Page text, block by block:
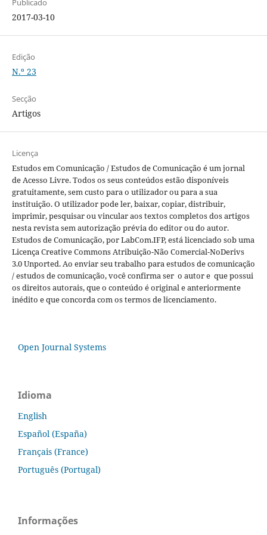
Publicado
2017-03-10
Edição
N.º 23
Secção
Artigos
Licença
Estudos em Comunicação / Estudos de Comunicação é um jornal
de Acesso Livre. Todos os seus conteúdos estão disponíveis
gratuitamente, sem custo para o utilizador ou para a sua
instituição. O utilizador pode ler, baixar, copiar, distribuir,
imprimir, pesquisar ou vincular aos textos completos dos artigos
nesta revista sem autorização prévia do editor ou do autor.
Estudos de Comunicação, por LabCom.IFP, está licenciado sob uma
Licença Creative Commons Atribuição-Não Comercial-NoDerivs
3.0 Unported. Ao enviar seu trabalho para estudos de comunicação
/ estudos de comunicação, você confirma ser o autor e que possui
os direitos autorais, que o conteúdo é original e anteriormente
inédito e que concorda com os termos de licenciamento.
Open Journal Systems
Idioma
English
Español (España)
Français (France)
Português (Portugal)
Informações